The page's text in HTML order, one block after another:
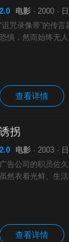
2.0 电影 · 2000 ·
“诅咒录像带”的传
恐惧，然而始终无
查看详情
诱拐
2.0 电影 · 2003 ·
广告公司的职员佐
虽然衣着光鲜、生
查看详情